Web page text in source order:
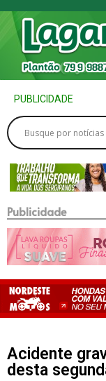
PUBLICIDADE
Publicidade
Acidente
desta